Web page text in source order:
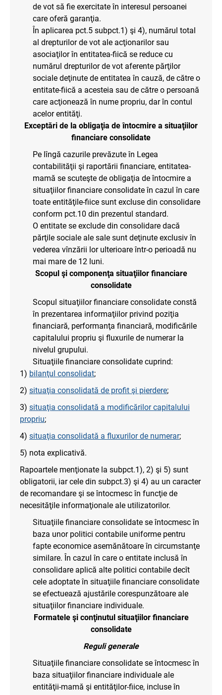
de vot să fie exercitate în interesul persoanei
care oferă garanţia.
În aplicarea pct.5 subpct.1) şi 4), numărul total
al drepturilor de vot ale acţionarilor sau
asociaţilor în entitatea-fiică se reduce cu
numărul drepturilor de vot aferente părţilor
sociale deţinute de entitatea în cauză, de către o
entitate-fiică a acesteia sau de către o persoană
care acţionează în nume propriu, dar în contul
acelor entităţi.
Exceptări de la obligaţia de întocmire a situaţiilor
financiare consolidate
Pe lîngă cazurile prevăzute în Legea
contabilităţii şi raportării financiare, entitatea-
mamă se scuteşte de obligaţia de întocmire a
situaţiilor financiare consolidate în cazul în care
toate entităţile-fiice sunt excluse din consolidare
conform pct.10 din prezentul standard.
O entitate se exclude din consolidare dacă
părţile sociale ale sale sunt deţinute exclusiv în
vederea vînzării lor ulterioare într-o perioadă nu
mai mare de 12 luni.
Scopul şi componenţa situaţiilor financiare
consolidate
Scopul situaţiilor financiare consolidate constă
în prezentarea informaţiilor privind poziţia
financiară, performanţa financiară, modificările
capitalului propriu şi fluxurile de numerar la
nivelul grupului.
Situaţiile financiare consolidate cuprind:
1) bilanţul consolidat;
2) situaţia consolidată de profit şi pierdere;
3) situaţia consolidată a modificărilor capitalului
propriu;
4) situaţia consolidată a fluxurilor de numerar;
5) nota explicativă.
Rapoartele menţionate la subpct.1), 2) şi 5) sunt
obligatorii, iar cele din subpct.3) şi 4) au un caracter
de recomandare şi se întocmesc în funcţie de
necesităţile informaţionale ale utilizatorilor.
Situaţiile financiare consolidate se întocmesc în
baza unor politici contabile uniforme pentru
fapte economice asemănătoare în circumstanţe
similare. În cazul în care o entitate inclusă în
consolidare aplică alte politici contabile decît
cele adoptate în situaţiile financiare consolidate
se efectuează ajustările corespunzătoare ale
situaţiilor financiare individuale.
Formatele şi conţinutul situaţiilor financiare
consolidate
Reguli generale
Situaţiile financiare consolidate se întocmesc în
baza situaţiilor financiare individuale ale
entităţii-mamă şi entităţilor-fiice, incluse în